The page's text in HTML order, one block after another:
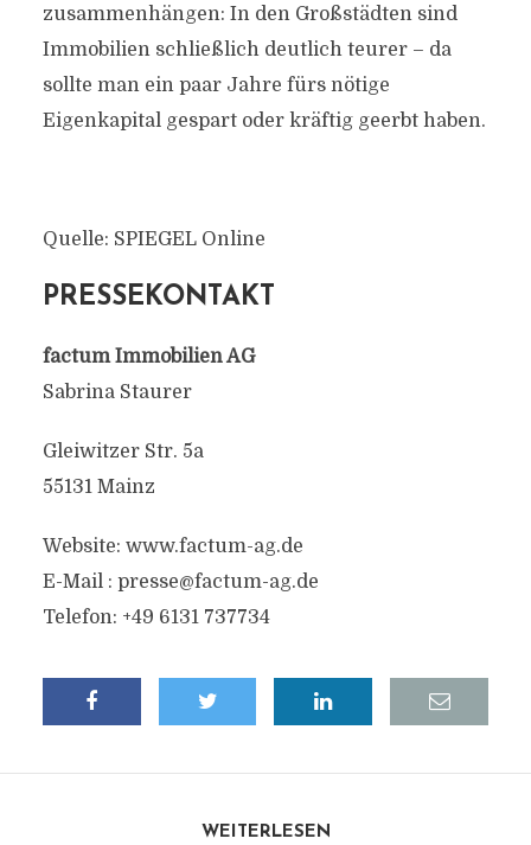
zusammenhängen: In den Großstädten sind
Immobilien schließlich deutlich teurer – da
sollte man ein paar Jahre fürs nötige
Eigenkapital gespart oder kräftig geerbt haben.
Quelle: SPIEGEL Online
PRESSEKONTAKT
factum Immobilien AG
Sabrina Staurer
Gleiwitzer Str. 5a
55131 Mainz
Website: www.factum-ag.de
E-Mail : presse@factum-ag.de
Telefon: +49 6131 737734
WEITERLESEN